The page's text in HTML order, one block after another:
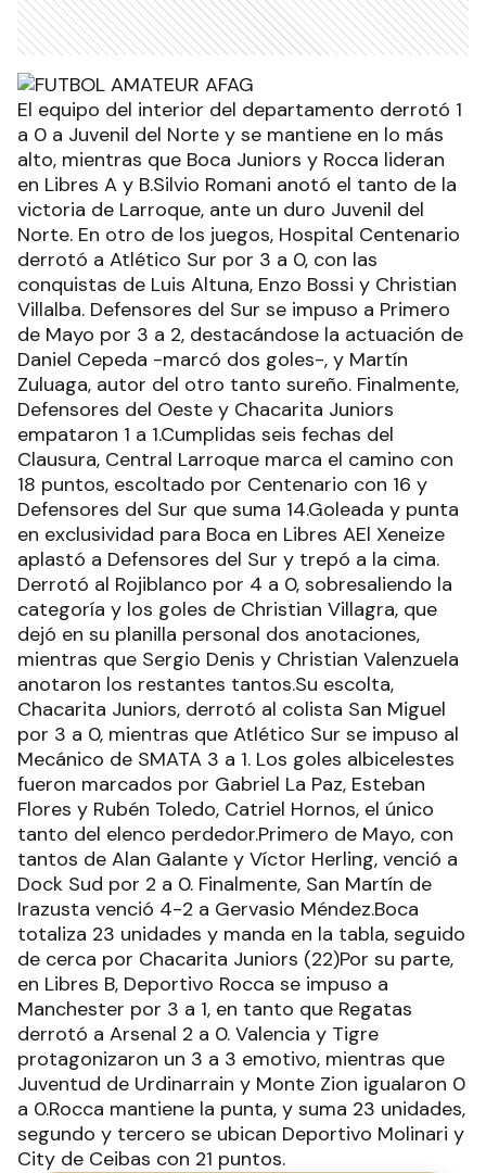
El equipo del interior del departamento derrotó 1
a 0 a Juvenil del Norte y se mantiene en lo más
alto, mientras que Boca Juniors y Rocca lideran
en Libres A y B.Silvio Romani anotó el tanto de la
victoria de Larroque, ante un duro Juvenil del
Norte. En otro de los juegos, Hospital Centenario
derrotó a Atlético Sur por 3 a 0, con las
conquistas de Luis Altuna, Enzo Bossi y Christian
Villalba. Defensores del Sur se impuso a Primero
de Mayo por 3 a 2, destacándose la actuación de
Daniel Cepeda -marcó dos goles-, y Martín
Zuluaga, autor del otro tanto sureño. Finalmente,
Defensores del Oeste y Chacarita Juniors
empataron 1 a 1.Cumplidas seis fechas del
Clausura, Central Larroque marca el camino con
18 puntos, escoltado por Centenario con 16 y
Defensores del Sur que suma 14.Goleada y punta
en exclusividad para Boca en Libres AEl Xeneize
aplastó a Defensores del Sur y trepó a la cima.
Derrotó al Rojiblanco por 4 a 0, sobresaliendo la
categoría y los goles de Christian Villagra, que
dejó en su planilla personal dos anotaciones,
mientras que Sergio Denis y Christian Valenzuela
anotaron los restantes tantos.Su escolta,
Chacarita Juniors, derrotó al colista San Miguel
por 3 a 0, mientras que Atlético Sur se impuso al
Mecánico de SMATA 3 a 1. Los goles albicelestes
fueron marcados por Gabriel La Paz, Esteban
Flores y Rubén Toledo, Catriel Hornos, el único
tanto del elenco perdedor.Primero de Mayo, con
tantos de Alan Galante y Víctor Herling, venció a
Dock Sud por 2 a 0. Finalmente, San Martín de
Irazusta venció 4-2 a Gervasio Méndez.Boca
totaliza 23 unidades y manda en la tabla, seguido
de cerca por Chacarita Juniors (22)Por su parte,
en Libres B, Deportivo Rocca se impuso a
Manchester por 3 a 1, en tanto que Regatas
derrotó a Arsenal 2 a 0. Valencia y Tigre
protagonizaron un 3 a 3 emotivo, mientras que
Juventud de Urdinarrain y Monte Zion igualaron 0
a 0.Rocca mantiene la punta, y suma 23 unidades,
segundo y tercero se ubican Deportivo Molinari y
City de Ceibas con 21 puntos.